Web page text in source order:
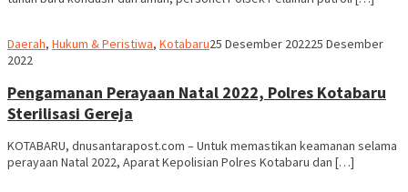
Daerah, Hukum & Peristiwa, KotabaruRobert
25 Desember 202225 Desember
2022
Pengamanan Perayaan Natal 2022, Polres Kotabaru
Sterilisasi Gereja
KOTABARU, dnusantarapost.com – Untuk memastikan keamanan selama
perayaan Natal 2022, Aparat Kepolisian Polres Kotabaru dan […]